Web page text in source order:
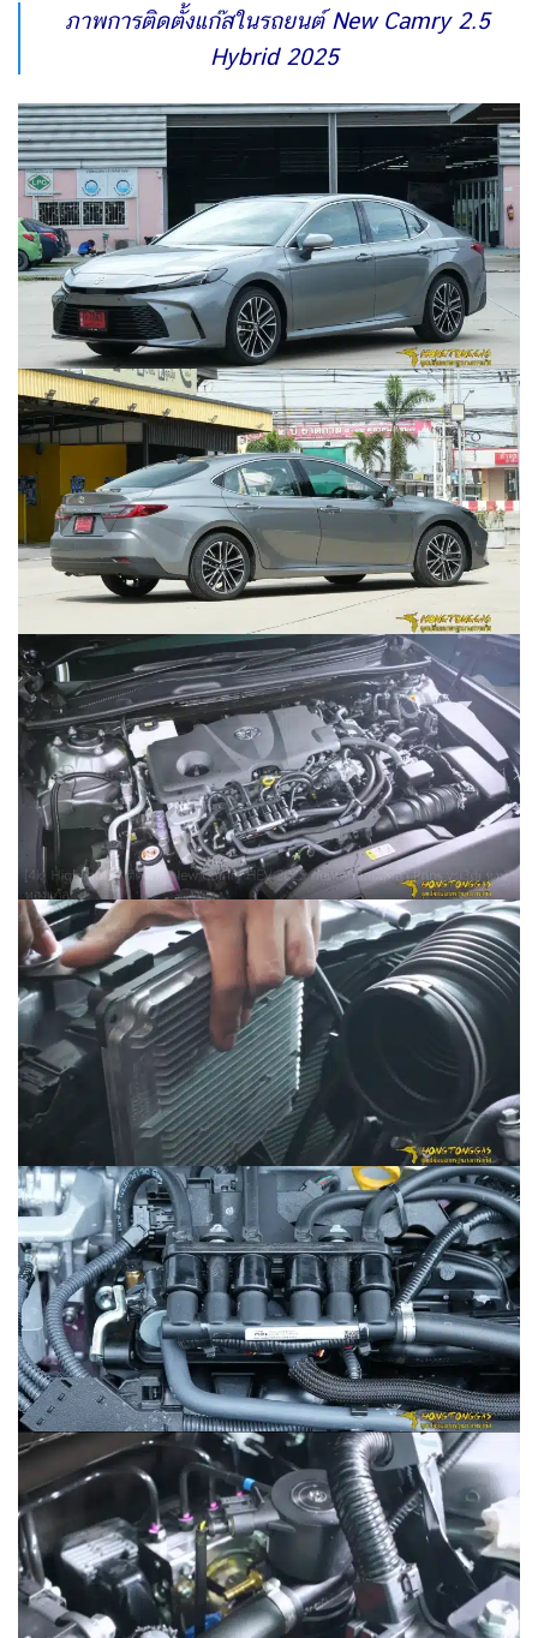
ภาพการติดตั้งแก๊สในรถยนต์ New Camry 2.5
Hybrid 2025